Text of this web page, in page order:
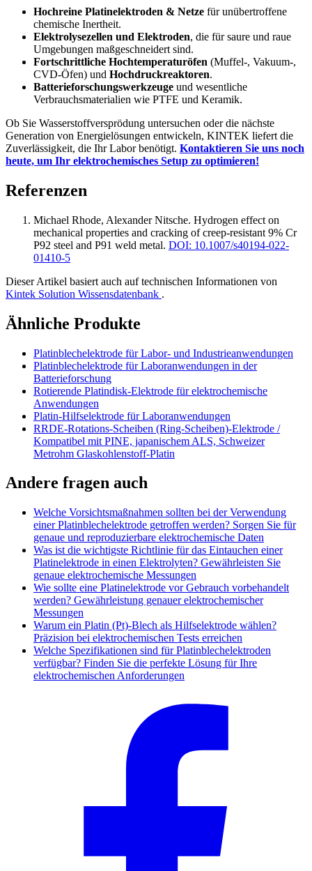
Hochreine Platinelektroden & Netze für unübertroffene
chemische Inertheit.
Elektrolysezellen und Elektroden, die für saure und raue
Umgebungen maßgeschneidert sind.
Fortschrittliche Hochtemperaturöfen (Muffel-, Vakuum-,
CVD-Öfen) und Hochdruckreaktoren.
Batterieforschungswerkzeuge und wesentliche
Verbrauchsmaterialien wie PTFE und Keramik.
Ob Sie Wasserstoffversprödung untersuchen oder die nächste
Generation von Energielösungen entwickeln, KINTEK liefert die
Zuverlässigkeit, die Ihr Labor benötigt. Kontaktieren Sie uns noch
heute, um Ihr elektrochemisches Setup zu optimieren!
Referenzen
Michael Rhode, Alexander Nitsche. Hydrogen effect on
mechanical properties and cracking of creep-resistant 9% Cr
P92 steel and P91 weld metal. DOI: 10.1007/s40194-022-
01410-5
Dieser Artikel basiert auch auf technischen Informationen von
Kintek Solution Wissensdatenbank .
Ähnliche Produkte
Platinblechelektrode für Labor- und Industrieanwendungen
Platinblechelektrode für Laboranwendungen in der
Batterieforschung
Rotierende Platindisk-Elektrode für elektrochemische
Anwendungen
Platin-Hilfselektrode für Laboranwendungen
RRDE-Rotations-Scheiben (Ring-Scheiben)-Elektrode /
Kompatibel mit PINE, japanischem ALS, Schweizer
Metrohm Glaskohlenstoff-Platin
Andere fragen auch
Welche Vorsichtsmaßnahmen sollten bei der Verwendung
einer Platinblechelektrode getroffen werden? Sorgen Sie für
genaue und reproduzierbare elektrochemische Daten
Was ist die wichtigste Richtlinie für das Eintauchen einer
Platinelektrode in einen Elektrolyten? Gewährleisten Sie
genaue elektrochemische Messungen
Wie sollte eine Platinelektrode vor Gebrauch vorbehandelt
werden? Gewährleistung genauer elektrochemischer
Messungen
Warum ein Platin (Pt)-Blech als Hilfselektrode wählen?
Präzision bei elektrochemischen Tests erreichen
Welche Spezifikationen sind für Platinblechelektroden
verfügbar? Finden Sie die perfekte Lösung für Ihre
elektrochemischen Anforderungen